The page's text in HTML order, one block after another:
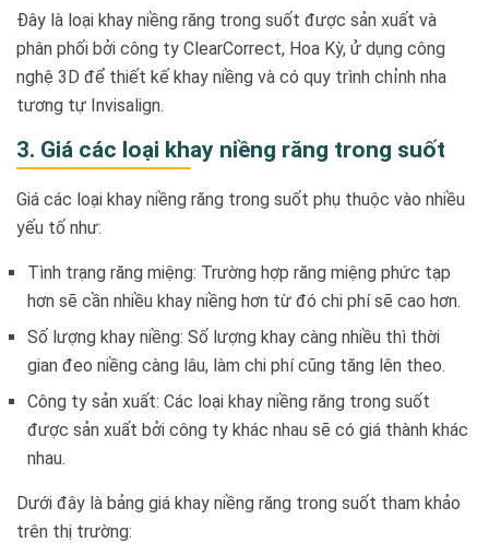
Đây là loại khay niềng răng trong suốt được sản xuất và
phân phối bởi công ty ClearCorrect, Hoa Kỳ, ử dụng công
nghệ 3D để thiết kế khay niềng và có quy trình chỉnh nha
tương tự Invisalign.
3. Giá các loại khay niềng răng trong suốt
Giá các loại khay niềng răng trong suốt phụ thuộc vào nhiều
yếu tố như:
Tình trạng răng miệng: Trường hợp răng miệng phức tạp
hơn sẽ cần nhiều khay niềng hơn từ đó chi phí sẽ cao hơn.
Số lượng khay niềng: Số lượng khay càng nhiều thì thời
gian đeo niềng càng lâu, làm chi phí cũng tăng lên theo.
Công ty sản xuất: Các loại khay niềng răng trong suốt
được sản xuất bởi công ty khác nhau sẽ có giá thành khác
nhau.
Dưới đây là bảng giá khay niềng răng trong suốt tham khảo
trên thị trường: